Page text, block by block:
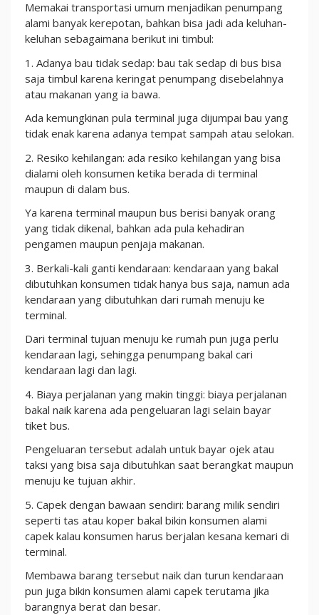
Memakai transportasi umum menjadikan penumpang
alami banyak kerepotan, bahkan bisa jadi ada keluhan-
keluhan sebagaimana berikut ini timbul:
1. Adanya bau tidak sedap: bau tak sedap di bus bisa
saja timbul karena keringat penumpang disebelahnya
atau makanan yang ia bawa.
Ada kemungkinan pula terminal juga dijumpai bau yang
tidak enak karena adanya tempat sampah atau selokan.
2. Resiko kehilangan: ada resiko kehilangan yang bisa
dialami oleh konsumen ketika berada di terminal
maupun di dalam bus.
Ya karena terminal maupun bus berisi banyak orang
yang tidak dikenal, bahkan ada pula kehadiran
pengamen maupun penjaja makanan.
3. Berkali-kali ganti kendaraan: kendaraan yang bakal
dibutuhkan konsumen tidak hanya bus saja, namun ada
kendaraan yang dibutuhkan dari rumah menuju ke
terminal.
Dari terminal tujuan menuju ke rumah pun juga perlu
kendaraan lagi, sehingga penumpang bakal cari
kendaraan lagi dan lagi.
4. Biaya perjalanan yang makin tinggi: biaya perjalanan
bakal naik karena ada pengeluaran lagi selain bayar
tiket bus.
Pengeluaran tersebut adalah untuk bayar ojek atau
taksi yang bisa saja dibutuhkan saat berangkat maupun
menuju ke tujuan akhir.
5. Capek dengan bawaan sendiri: barang milik sendiri
seperti tas atau koper bakal bikin konsumen alami
capek kalau konsumen harus berjalan kesana kemari di
terminal.
Membawa barang tersebut naik dan turun kendaraan
pun juga bikin konsumen alami capek terutama jika
barangnya berat dan besar.